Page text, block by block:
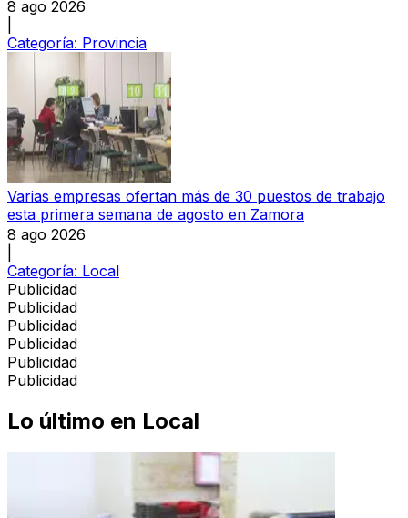
8 ago 2026
Categoría: Provincia
Varias empresas ofertan más de 30 puestos de trabajo
esta primera semana de agosto en Zamora
8 ago 2026
Categoría: Local
Publicidad
Publicidad
Publicidad
Publicidad
Publicidad
Publicidad
Lo último en Local